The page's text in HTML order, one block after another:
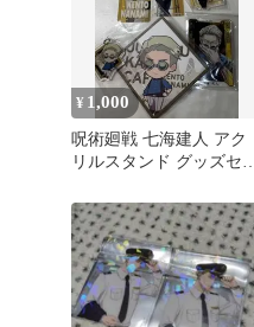
¥ 1,000
呪術廻戦 七海建人 アク
リルスタンド グッズセッ